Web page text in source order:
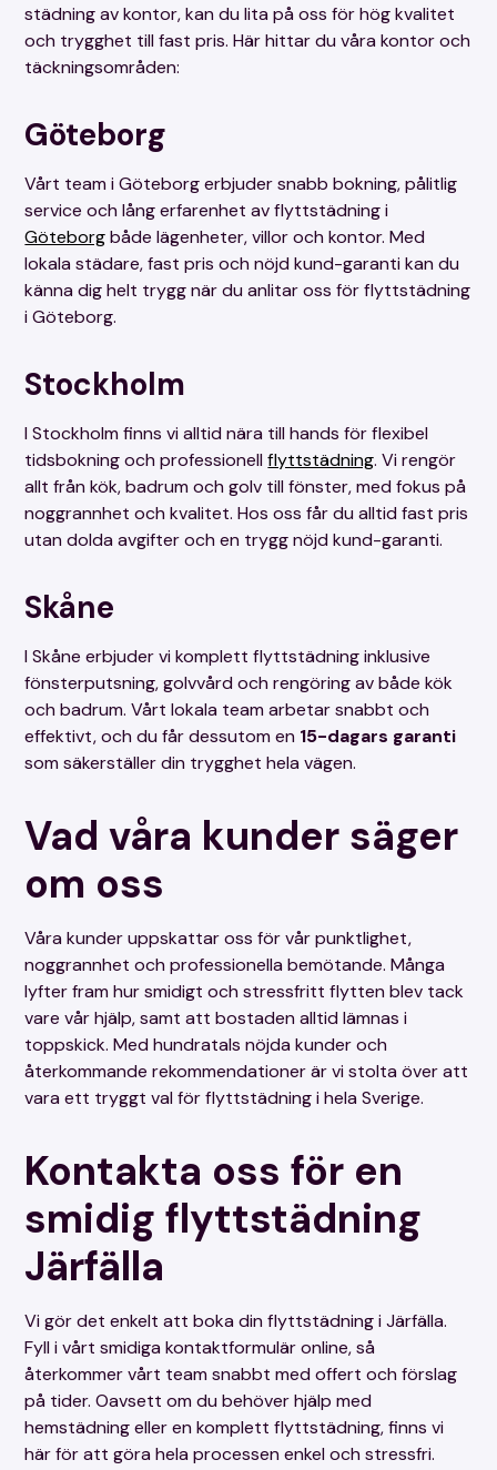
städning av kontor, kan du lita på oss för hög kvalitet
och trygghet till fast pris. Här hittar du våra kontor och
täckningsområden:
Göteborg
Vårt team i Göteborg erbjuder snabb bokning, pålitlig
service och lång erfarenhet av flyttstädning i
Göteborgbåde lägenheter, villor och kontor. Med
lokala städare, fast pris och nöjd kund-garanti kan du
känna dig helt trygg när du anlitar oss för flyttstädning
i Göteborg.
Stockholm
I Stockholm finns vi alltid nära till hands för flexibel
tidsbokning och professionellflyttstädning. Vi rengör
allt från kök, badrum och golv till fönster, med fokus på
noggrannhet och kvalitet. Hos oss får du alltid fast pris
utan dolda avgifter och en trygg nöjd kund-garanti.
Skåne
I Skåne erbjuder vi komplett flyttstädning inklusive
fönsterputsning, golvvård och rengöring av både kök
och badrum. Vårt lokala team arbetar snabbt och
effektivt, och du får dessutom en 15-dagars garanti
som säkerställer din trygghet hela vägen.
Vad våra kunder säger
om oss
Våra kunder uppskattar oss för vår punktlighet,
noggrannhet och professionella bemötande. Många
lyfter fram hur smidigt och stressfritt flytten blev tack
vare vår hjälp, samt att bostaden alltid lämnas i
toppskick. Med hundratals nöjda kunder och
återkommande rekommendationer är vi stolta över att
vara ett tryggt val för flyttstädning i hela Sverige.
Kontakta oss för en
smidig flyttstädning
Järfälla
Vi gör det enkelt att boka din flyttstädning i Järfälla.
Fyll i vårt smidiga kontaktformulär online, så
återkommer vårt team snabbt med offert och förslag
på tider. Oavsett om du behöver hjälp med
hemstädning eller en komplett flyttstädning, finns vi
här för att göra hela processen enkel och stressfri.